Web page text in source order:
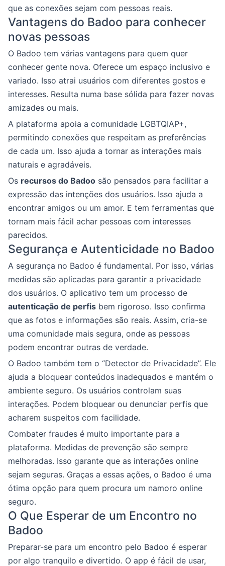
que as conexões sejam com pessoas reais.
Vantagens do Badoo para conhecer
novas pessoas
O Badoo tem várias vantagens para quem quer
conhecer gente nova. Oferece um espaço inclusivo e
variado. Isso atrai usuários com diferentes gostos e
interesses. Resulta numa base sólida para fazer novas
amizades ou mais.
A plataforma apoia a comunidade LGBTQIAP+,
permitindo conexões que respeitam as preferências
de cada um. Isso ajuda a tornar as interações mais
naturais e agradáveis.
Os recursos do Badoo são pensados para facilitar a
expressão das intenções dos usuários. Isso ajuda a
encontrar amigos ou um amor. E tem ferramentas que
tornam mais fácil achar pessoas com interesses
parecidos.
Segurança e Autenticidade no Badoo
A segurança no Badoo é fundamental. Por isso, várias
medidas são aplicadas para garantir a privacidade
dos usuários. O aplicativo tem um processo de
autenticação de perfis bem rigoroso. Isso confirma
que as fotos e informações são reais. Assim, cria-se
uma comunidade mais segura, onde as pessoas
podem encontrar outras de verdade.
O Badoo também tem o “Detector de Privacidade”. Ele
ajuda a bloquear conteúdos inadequados e mantém o
ambiente seguro. Os usuários controlam suas
interações. Podem bloquear ou denunciar perfis que
acharem suspeitos com facilidade.
Combater fraudes é muito importante para a
plataforma. Medidas de prevenção são sempre
melhoradas. Isso garante que as interações online
sejam seguras. Graças a essas ações, o Badoo é uma
ótima opção para quem procura um namoro online
seguro.
O Que Esperar de um Encontro no
Badoo
Preparar-se para um encontro pelo Badoo é esperar
por algo tranquilo e divertido. O app é fácil de usar,